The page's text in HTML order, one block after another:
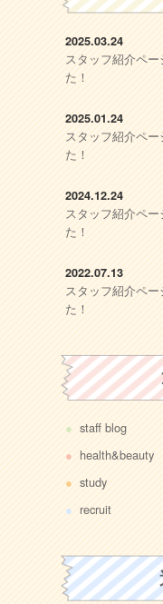
2025.03.24
スタッフ紹介ペ
た！
2025.01.24
スタッフ紹介ペ
た！
2024.12.24
スタッフ紹介ペ
た！
2022.07.13
スタッフ紹介ペ
た！
staff blog
health&beauty
study
recruit